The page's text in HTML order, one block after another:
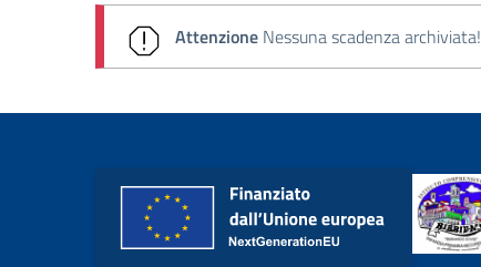
Attenzione Nessuna scadenza archiviata!